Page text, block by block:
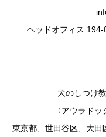
ヘッドオフィス
犬のしつけ
〈アウラド
東京都、世田谷区、大田